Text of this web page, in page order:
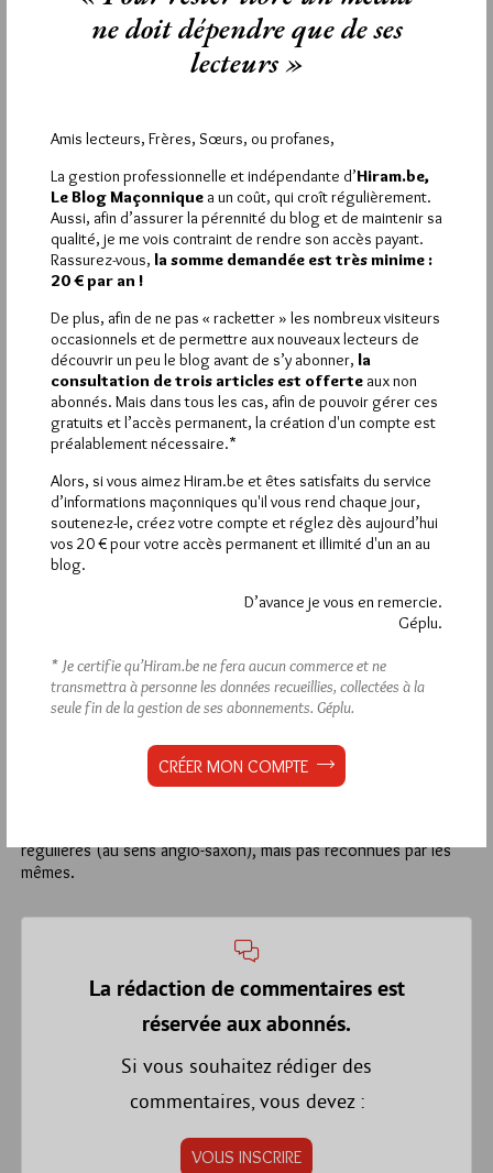
AH ! les problèmes de reconnaissance !
Quelle macédoine !
Tout ça pour une vieille affaire de « GADLU or not gadlu » ?
principes d’Union et de Tolérance au-dessus de tout ce que
l’histoire nous a appris à concevoir comme normal.
L’urgence de notre temps est dans le dépassement de tous les
oukases mis sur le chemin des indispensables réconciliations.
Entre rassembler ou séparer ; quel camp choisir ?
10 FÉVRIER 2019 À 10H52 / RÉPONDRE
Les pratiques consacrées de la reconnaissance sont calquées
sur les principes du monde politique et diplomatique
notamment celui d’un seul gouvernement par pays =une seule
obédience reconnue par territoire maçonnique.
Ce mimétisme profane est notamment à l’origine des schismes
En fut-il toujours ansi ou est-ce un moyen mis en place par la
GLUA pour mieux orchestrer la Franc Maçonnerie?
incohérences et limites de la notion de régularité quand on la
confond avec la notion de reconnaissance : la GLUA reconnaît
la Grande Loge Régulière d’Italie ( qui a été portée sur les
Orient d’Italie ( qui avait perdu sa reconnaissance anglaise à la
suite de l’affaire de la Loge P2… ).
régulières (au sens anglo-saxon), mais pas reconnues par les
mêmes.
La rédaction de commentaires est
réservée aux abonnés.
Si vous souhaitez rédiger des
commentaires, vous devez :
VOUS INSCRIRE
ne doit dépendre que de ses
lecteurs »
Amis lecteurs, Frères, Sœurs, ou profanes,
La gestion professionnelle et indépendante d’Hiram.be,
Le Blog Maçonnique a un coût, qui croît régulièrement.
Aussi, afin d’assurer la pérennité du blog et de maintenir sa
qualité, je me vois contraint de rendre son accès payant.
Rassurez-vous, la somme demandée est très minime :
20 € par an !
De plus, afin de ne pas « racketter » les nombreux visiteurs
occasionnels et de permettre aux nouveaux lecteurs de
découvrir un peu le blog avant de s’y abonner, la
consultation de trois articles est offerte aux non
abonnés. Mais dans tous les cas, afin de pouvoir gérer ces
gratuits et l’accès permanent, la création d'un compte est
préalablement nécessaire.*
Alors, si vous aimez Hiram.be et êtes satisfaits du service
d’informations maçonniques qu'il vous rend chaque jour,
soutenez-le, créez votre compte et réglez dès aujourd’hui
vos 20 € pour votre accès permanent et illimité d'un an au
blog.
D’avance je vous en remercie.
Géplu.
* Je certifie qu’Hiram.be ne fera aucun commerce et ne
transmettra à personne les données recueillies, collectées à la
seule fin de la gestion de ses abonnements. Géplu.
CRÉER MON COMPTE